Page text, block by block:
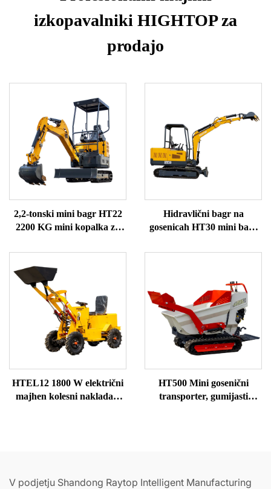
izkopavalniki HIGHTOP za
prodajo
2,2-tonski mini bagr HT22
2200 KG mini kopalka za
Hidravlični bagr na
gosenicah HT30 mini bagr
HTEL12 1800 W električni
majhen kolesni nakladač,
HT500 Mini gosenični
transporter, gumijasti
V podjetju Shandong Raytop Intelligent Manufacturing